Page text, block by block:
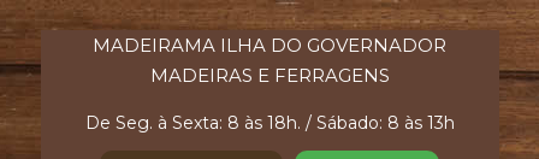
MADEIRAMA ILHA DO GOVERNADOR
MADEIRAS E FERRAGENS
De Seg. à Sexta: 8 às 18h. / Sábado: 8 às 13h